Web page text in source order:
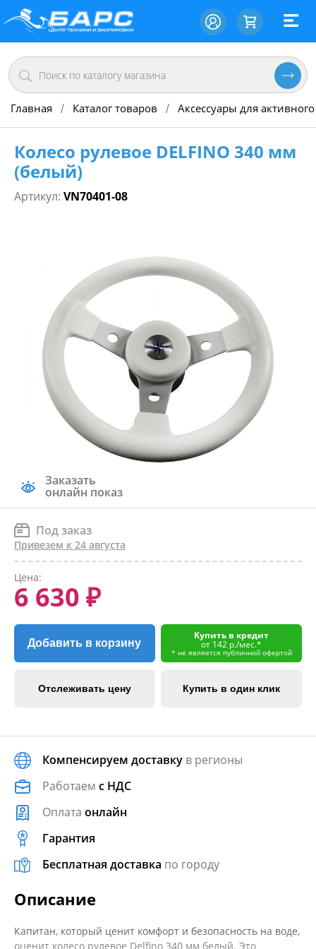
Главная / Каталог товаров / Аксессуары для
Колесо рулевое DELFINO 340 мм
(белый)
Артикул: VN70401-08
Заказать
онлайн показ
Под заказ
Привезем к 24 августа
Цена:
6 630 ₽
Добавить в корзину
Купить в кредит
от 142 р./мес.*
* не является публичной офертой
Отслеживать цену Купить в один клик
Компенсируем доставку в регионы
Работаем с НДС
Оплата онлайн
Гарантия
Бесплатная доставка по городу
Описание
Капитан, который ценит комфорт и безопасность на воде,
оценит колесо рулевое Delfino 340 мм белый. Это